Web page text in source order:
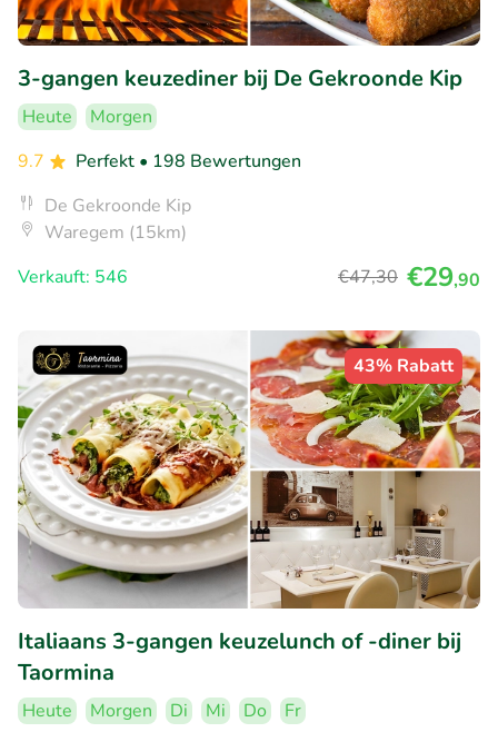
3-gangen keuzediner bij De Gekroonde Kip
Heute
Morgen
9.7
Perfekt • 198 Bewertungen
De Gekroonde Kip
Waregem (15km)
Verkauft: 546
€47,30 €29,90
43% Rabatt
Italiaans 3-gangen keuzelunch of -diner bij
Taormina
Heute Morgen Di Mi Do
Fr